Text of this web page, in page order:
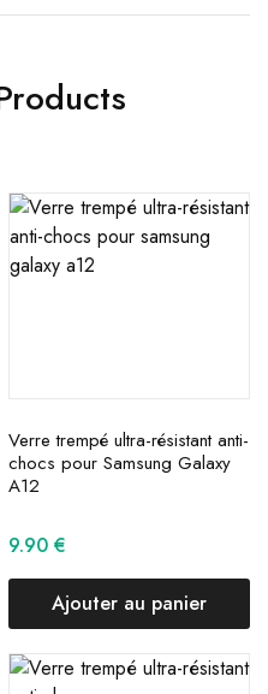
Verre trempé ultra-résistant anti-
chocs pour Samsung Galaxy
A12
9.90 €
Ajouter au panier